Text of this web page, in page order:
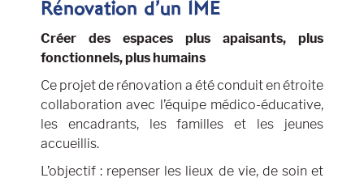
Rénovation d’un IME
Créer des espaces plus apaisants, plus
fonctionnels, plus humains
Ce projet de rénovation a été conduit en étroite
collaboration avec l’équipe médico-éducative,
les encadrants, les familles et les jeunes
accueillis.
L’objectif : repenser les lieux de vie, de soin et